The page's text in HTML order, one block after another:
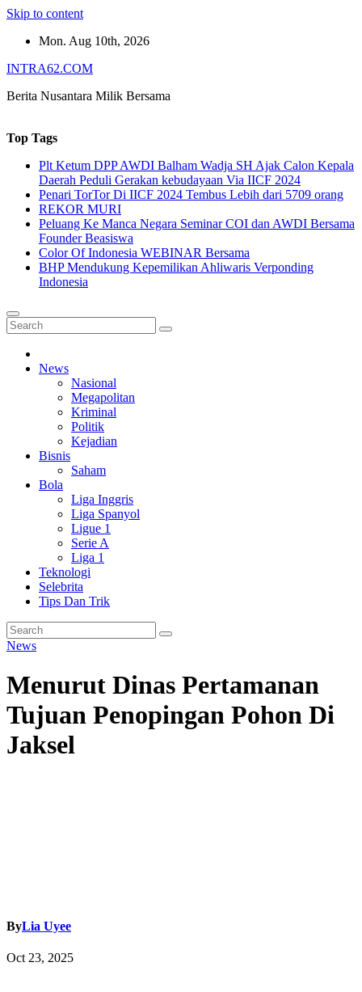
Skip to content
Mon. Aug 10th, 2026
INTRA62.COM
Berita Nusantara Milik Bersama
Top Tags
Plt Ketum DPP AWDI Balham Wadja SH Ajak Calon Kepala
Daerah Peduli Gerakan kebudayaan Via IICF 2024
Penari TorTor Di IICF 2024 Tembus Lebih dari 5709 orang
REKOR MURI
Peluang Ke Manca Negara Seminar COI dan AWDI Bersama
Founder Beasiswa
Color Of Indonesia WEBINAR Bersama
BHP Mendukung Kepemilikan Ahliwaris Verponding
Indonesia
News
Nasional
Megapolitan
Kriminal
Politik
Kejadian
Bisnis
Saham
Bola
Liga Inggris
Liga Spanyol
Ligue 1
Serie A
Liga 1
Teknologi
Selebrita
Tips Dan Trik
News
Menurut Dinas Pertamanan
Tujuan Penopingan Pohon Di
Jaksel
ByLia Uyee
Oct 23, 2025